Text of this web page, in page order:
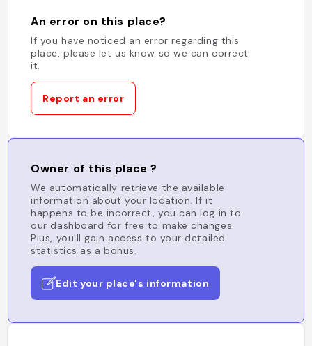
An error on this place?
If you have noticed an error regarding this
place, please let us know so we can correct
it.
Report an error
Owner of this place ?
We automatically retrieve the available
information about your location. If it
happens to be incorrect, you can log in to
our dashboard for free to make changes.
Plus, you'll gain access to your detailed
statistics as a bonus.
Edit your place's information